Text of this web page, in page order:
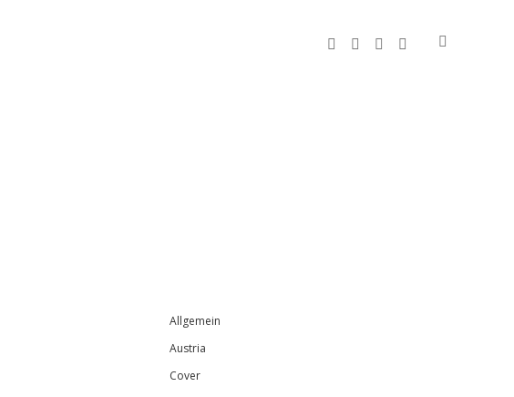
facebookinstagrambandcamp
spotify
Sidebar
Allgemein
Austria
Cover